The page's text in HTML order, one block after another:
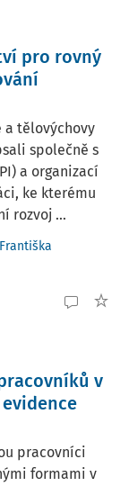
pro rovný
a tělovýchovy
společně s
a organizací
ke kterému
rozvoj ...
v
pracovníci
formami v